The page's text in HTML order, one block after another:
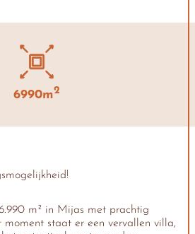
6990m2
m² in Mijas met prachtig
staat er een vervallen villa,